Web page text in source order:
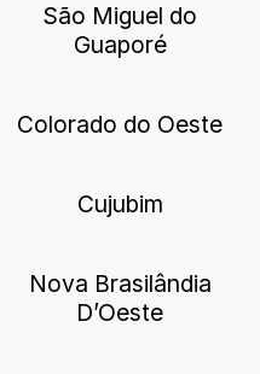
São Miguel do
Guaporé
Colorado do Oeste
Cujubim
Nova Brasilândia
D’Oeste